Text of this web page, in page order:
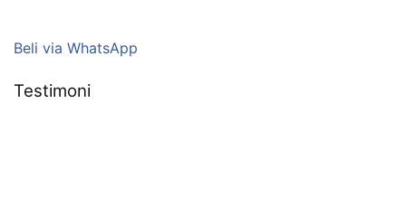
Beli via WhatsApp
Testimoni